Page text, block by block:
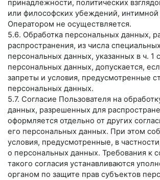
принадлежности, политических
или философских убеждений,
Оператором не осуществляется.
5.6. Обработка персональных данных,
распространения, из числа
персональных данных, указанных в ч. 1
персональных данных, допускается,
запреты и условия, предусмотренные
персональных данных.
5.7. Согласие Пользователя на
данных, разрешенных для
оформляется отдельно от других
его персональных данных. При этом
условия, предусмотренные, в
о персональных данных. Требования к
такого согласия устанавливаются
органом по защите прав субъектов